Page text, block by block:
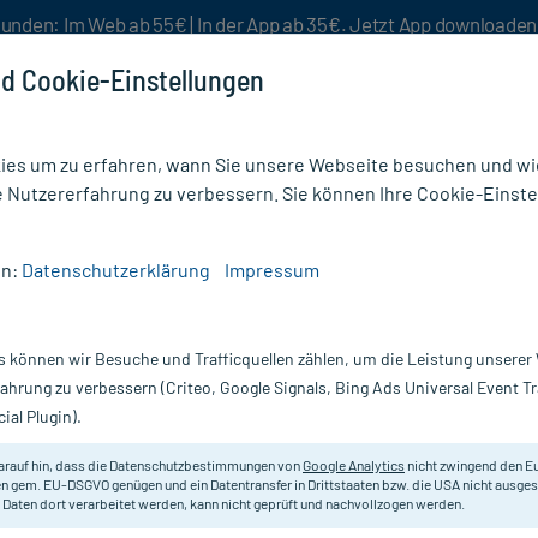
Im Web ab 55€ | In der App ab 35€. Jetzt App downloaden
Nur für kurze Zeit:Gratis-Versand* ab 19€ Mindestbestellwert!
Kinder von 2-8
Zäpfchen für Kinder von 2-8
Darreichung:
Cookie-Einstellungen
um zu erfahren, wann Sie unsere Webseite besuchen und
Nutzererfahrung zu verbessern. Sie können Ihre Cookie-
Datenschutzerklärung Impressum
können wir Besuche und Trafficquellen zählen, um die Leistung unserer
zu verbessern (Criteo, Google Signals, Bing Ads Universal Event
Plugin).
hin, dass die Datenschutzbestimmungen vonGoogle Analytics nicht zwingend den
gem. EU-DSGVO genügen und ein Datentransfer in Drittstaaten bzw. die USA nicht
Daten dort verarbeitet werden, kann nicht geprüft und nachvollzogen werden.